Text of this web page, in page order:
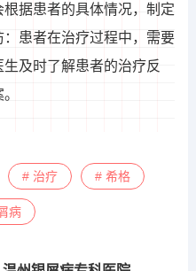
据患者的具体情况，制定
患者在治疗过程中，需要
及时了解患者的治疗反
# 治疗 # 希格
病